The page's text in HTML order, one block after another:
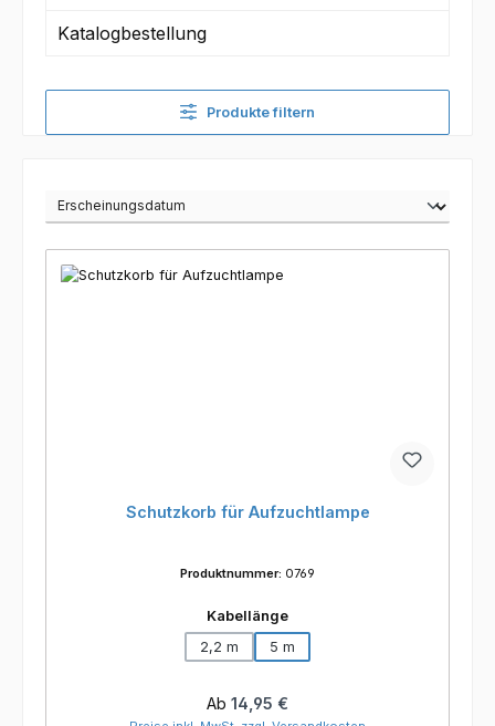
Katalogbestellung
Produkte filtern
Schutzkorb für Aufzuchtlampe
Produktnummer: 0769
Kabellängeauswählen
2,2 m
5 m
Regulärer Preis:
Ab 14,95 €